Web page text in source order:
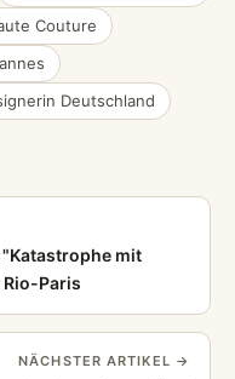
Couture
Deutschland
mit
Paris
NÄCHSTER ARTIKEL →